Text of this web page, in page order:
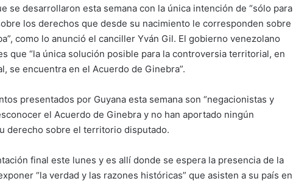
se desarrollaron esta semana con la única intención de “sólo para
los derechos que desde su nacimiento le corresponden sobre
como lo anunció el canciller Yván Gil. El gobierno venezolano
que “la única solución posible para la controversia territorial, en
se encuentra en el Acuerdo de Ginebra”.
presentados por Guyana esta semana son “negacionistas y
el Acuerdo de Ginebra y no han aportado ningún
derecho sobre el territorio disputado.
final este lunes y es allí donde se espera la presencia de la
“la verdad y las razones históricas” que asisten a su país en